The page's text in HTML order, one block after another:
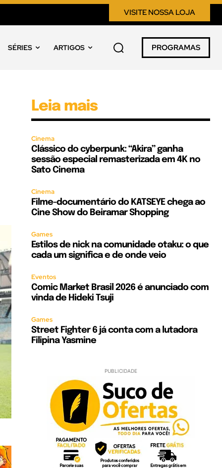
VISITE NOSSA LOJA
SÉRIES ARTIGOS PROGRAMAS
Leia mais
Cinema
Clássico do cyberpunk: “Akira” ganha
sessão especial remasterizada em 4K no
Sato Cinema
Cinema
Filme-documentário do KATSEYE chega ao
Cine Show do Beiramar Shopping
Games
Estilos de nick na comunidade otaku: o que
cada um significa e de onde veio
Eventos
Comic Market Brasil 2026 é anunciado com
vinda de Hideki Tsuji
Games
Street Fighter 6 já conta com a lutadora
Filipina Yasmine
PUBLICIDADE